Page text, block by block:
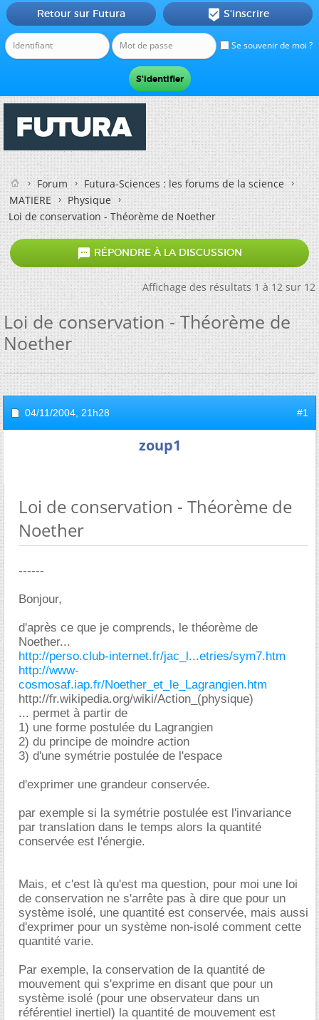
Se souvenir de moi ?
Retour sur Futura  S'inscrire
Forum
Futura-Sciences : les forums de la science
MATIERE
Physique
Loi de conservation - Théorème de Noether
 RÉPONDRE À LA DISCUSSION
Affichage des résultats 1 à 12 sur 12
Loi de conservation - Théorème de
Noether
04/11/2004, 21h28 #1
zoup1
Loi de conservation - Théorème de
Noether
------
Bonjour,
d'après ce que je comprends, le théorème de
Noether...
http://perso.club-internet.fr/jac_l...etries/sym7.htm
http://www-
cosmosaf.iap.fr/Noether_et_le_Lagrangien.htm
http://fr.wikipedia.org/wiki/Action_(physique)
... permet à partir de
1) une forme postulée du Lagrangien
2) du principe de moindre action
3) d'une symétrie postulée de l'espace
d'exprimer une grandeur conservée.
par exemple si la symétrie postulée est l'invariance
par translation dans le temps alors la quantité
conservée est l'énergie.
Mais, et c'est là qu'est ma question, pour moi une loi
de conservation ne s'arrête pas à dire que pour un
système isolé, une quantité est conservée, mais aussi
d'exprimer pour un système non-isolé comment cette
quantité varie.
Par exemple, la conservation de la quantité de
mouvement qui s'exprime en disant que pour un
système isolé (pour une observateur dans un
référentiel inertiel) la quantité de mouvement est